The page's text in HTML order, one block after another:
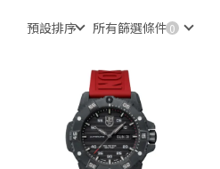
預設排序 所有篩選條件